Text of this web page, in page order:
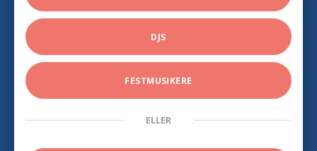
DJS
FESTMUSIKERE
ELLER